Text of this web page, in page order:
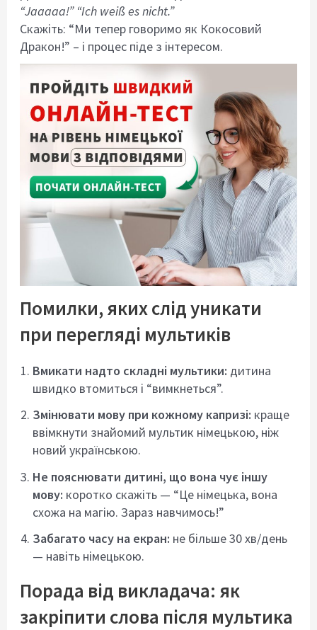
“Jaaaaa!” “Ich weiß es nicht.”
Скажіть: “Ми тепер говоримо як Кокосовий
Дракон!” – і процес піде з інтересом.
Помилки, яких слід уникати
при перегляді мультиків
Вмикати надто складні мультики: дитина
швидко втомиться і “вимкнеться”.
Змінювати мову при кожному капризі: краще
ввімкнути знайомий мультик німецькою, ніж
новий українською.
Не пояснювати дитині, що вона чує іншу
мову: коротко скажіть — “Це німецька, вона
схожа на магію. Зараз навчимось!”
Забагато часу на екран: не більше 30 хв/день
— навіть німецькою.
Порада від викладача: як
закріпити слова після мультика